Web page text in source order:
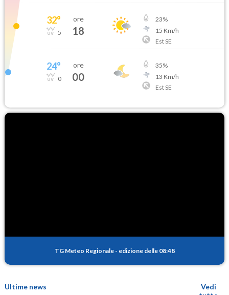
32°
5
ore
18
23%
15 Km/h
Est SE
24°
0
ore
00
35%
13 Km/h
Est SE
TG Meteo Regionale - edizione delle 08:48
Ultime news
Vedi